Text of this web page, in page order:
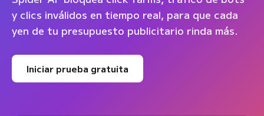
y clics inválidos en tiempo real, para que cada
yen de tu presupuesto publicitario rinda más.
Iniciar prueba gratuita